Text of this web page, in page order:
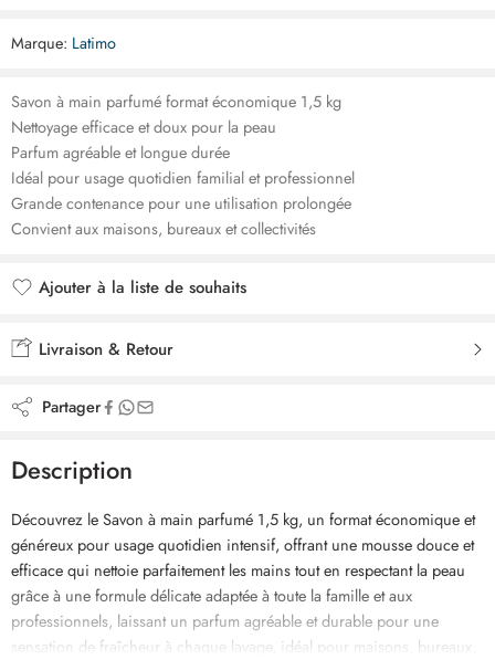
Marque: Latimo
Savon à main parfumé format économique 1,5 kg
Nettoyage efficace et doux pour la peau
Parfum agréable et longue durée
Idéal pour usage quotidien familial et professionnel
Grande contenance pour une utilisation prolongée
Convient aux maisons, bureaux et collectivités
Ajouter à la liste de souhaits
Livraison & Retour
Partager
Description
Découvrez le Savon à main parfumé 1,5 kg, un format économique et
généreux pour usage quotidien intensif, offrant une mousse douce et
efficace qui nettoie parfaitement les mains tout en respectant la peau
grâce à une formule délicate adaptée à toute la famille et aux
professionnels, laissant un parfum agréable et durable pour une
sensation de fraîcheur à chaque lavage, idéal pour maisons, bureaux,